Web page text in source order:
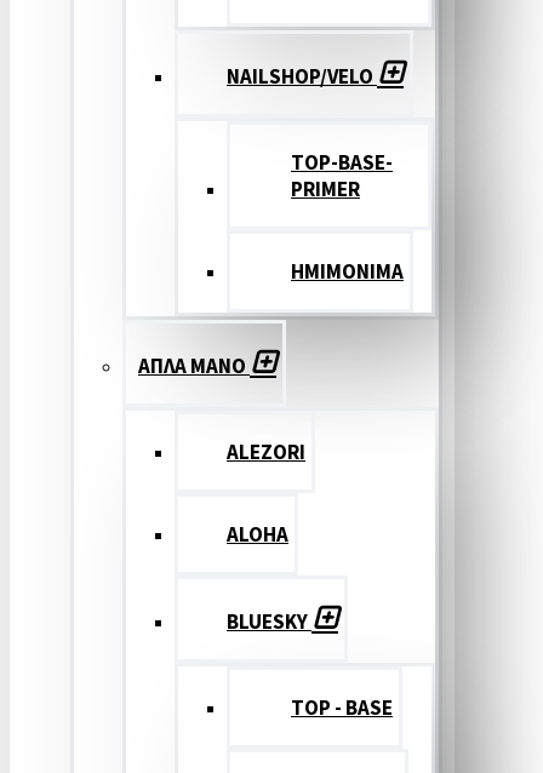
NAILSHOP/VELO
TOP-BASE-
PRIMER
ΗΜΙΜΟΝΙΜΑ
ΑΠΛΑ ΜΑΝΟ
ALEZORI
ALOHA
BLUESKY
TOP - BASE